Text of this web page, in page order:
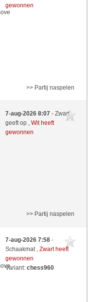
gewonnen
>> Partij naspelen
7-aug-2026 8:07- Zwart
geeft op ,Wit heeft
gewonnen
>> Partij naspelen
7-aug-2026 7:58-
Schaakmat ,Zwart heeft
gewonnen
Variant:chess960